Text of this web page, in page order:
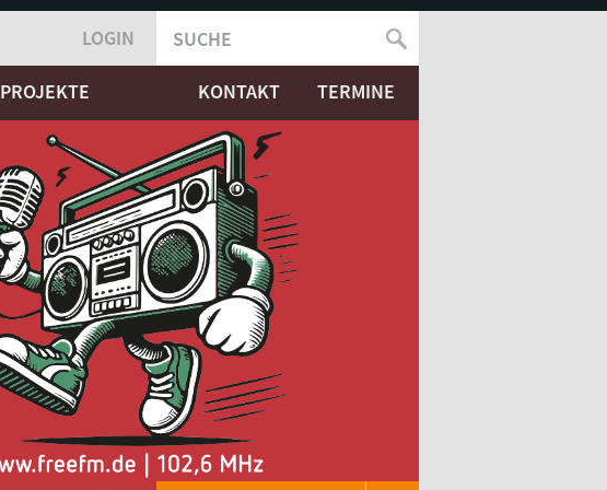
LOGIN
SUCHFORMULAR
SUCHE
PROJEKTE KONTAKT TERMINE